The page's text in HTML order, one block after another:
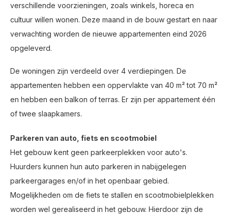
verschillende voorzieningen, zoals winkels, horeca en
cultuur willen wonen. Deze maand in de bouw gestart en naar
verwachting worden de nieuwe appartementen eind 2026
opgeleverd.
De woningen zijn verdeeld over 4 verdiepingen. De
appartementen hebben een oppervlakte van 40 m² tot 70 m²
en hebben een balkon of terras. Er zijn per appartement één
of twee slaapkamers.
Parkeren van auto, fiets en scootmobiel
Het gebouw kent geen parkeerplekken voor auto's.
Huurders kunnen hun auto parkeren in nabijgelegen
parkeergarages en/of in het openbaar gebied.
Mogelijkheden om de fiets te stallen en scootmobielplekken
worden wel gerealiseerd in het gebouw. Hierdoor zijn de